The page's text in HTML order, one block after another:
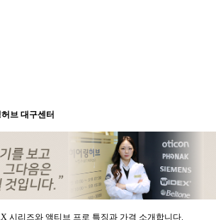
시리즈와 액티브 프로 특징과 가격 소개합니다.